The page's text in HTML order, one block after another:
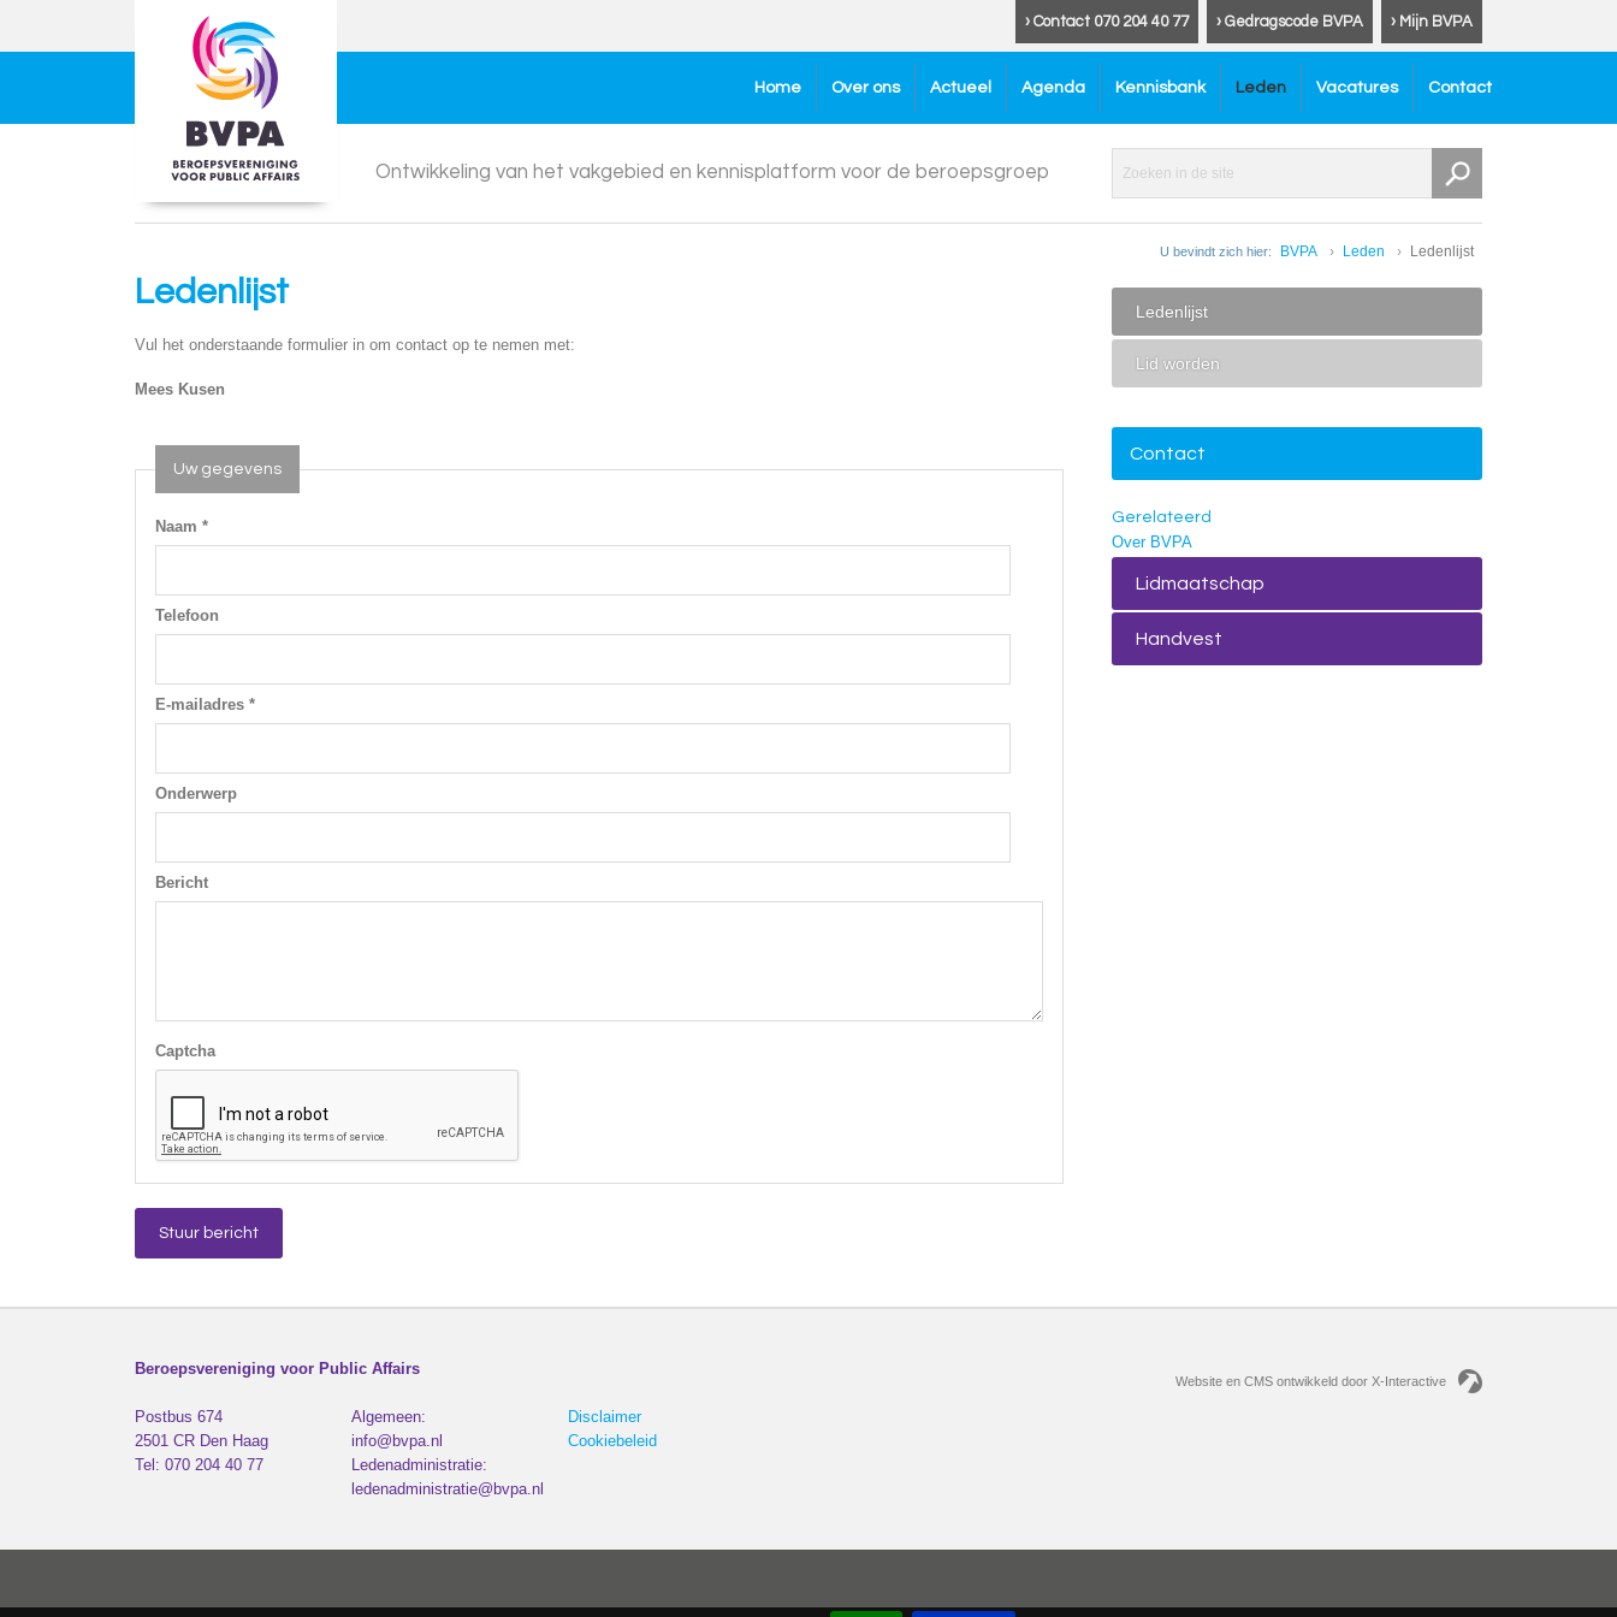
› Mijn BVPA
› Gedragscode BVPA
› Contact 070 204 40 77
Home Over ons Actueel Agenda Kennisbank Leden Vacatures Contact
Ontwikkeling van het vakgebied en kennisplatform voor de beroepsgroep
U bevindt zich hier: BVPA Leden Ledenlijst
Ledenlijst
Vul het onderstaande formulier in om contact op te nemen met:
Mees Kusen
Uw gegevens
Naam *
Telefoon
E-mailadres *
Onderwerp
Bericht
Captcha
Ledenlijst
Lid worden
Contact
Gerelateerd
Over BVPA
Lidmaatschap
Handvest
Beroepsvereniging voor Public Affairs
Postbus 674
2501 CR Den Haag
Tel: 070 204 40 77
Algemeen:
info@bvpa.nl
Ledenadministratie:
ledenadministratie@bvpa.nl
Disclaimer
Cookiebeleid
Website en CMS ontwikkeld door X-Interactive